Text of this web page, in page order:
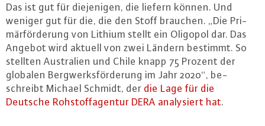
Das ist gut für die­je­ni­gen, die liefern können. Und
weniger gut für die, die den Stoff brauchen. „Die Pri­
mär­för­de­rung von Lithium stellt ein Oligopol dar. Das
Angebot wird aktuell von zwei Ländern bestimmt. So
stellten Aus­tra­li­en und Chile knapp 75 Prozent der
globalen Berg­werks­för­de­rung im Jahr 2020“, be­
schreibt Michael Schmidt, der die Lage für die
Deutsche Roh­stoff­agen­tur DERA ana­ly­siert hat.